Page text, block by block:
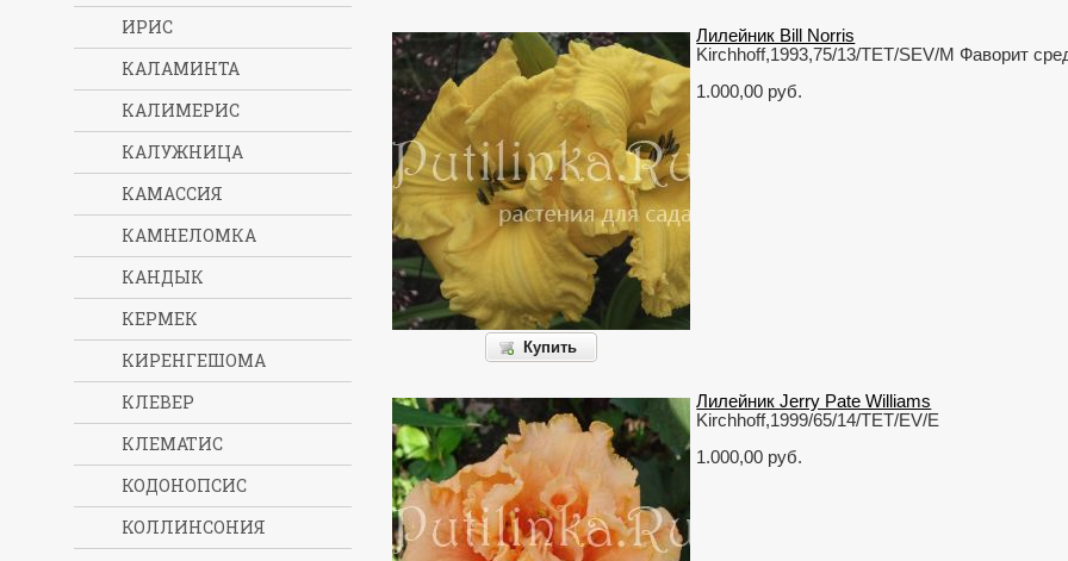
Купить
Лилейник Bill Norris
Kirchhoff,1993,75/13/TET/SEV/M Фаворит
1.000,00 руб.
Лилейник Jerry Pate Williams
Kirchhoff,1999/65/14/TET/EV/E
1.000,00 руб.
ИРИС
КАЛАМИНТА
КАЛИМЕРИС
КАЛУЖНИЦА
КАМАССИЯ
КАМНЕЛОМКА
КАНДЫК
КЕРМЕК
КИРЕНГЕШОМА
КЛЕВЕР
КЛЕМАТИС
КОДОНОПСИС
КОЛЛИНСОНИЯ